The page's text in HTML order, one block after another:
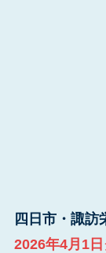
四日市・諏訪
2026年4月1